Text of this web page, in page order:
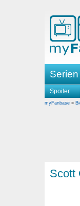
Serien
Spoiler
myFanbase »
Scott